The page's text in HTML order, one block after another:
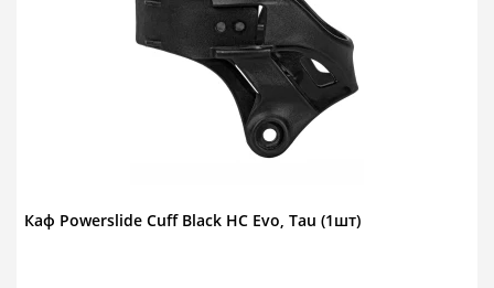
Каф Powerslide Cuff Black HC Evo, Tau (1шт)